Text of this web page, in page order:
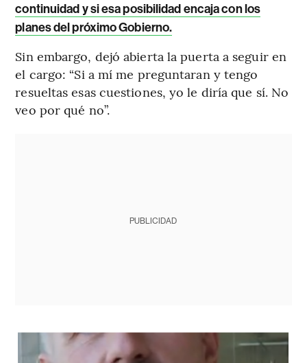
continuidad y si esa posibilidad encaja con los
planes del próximo Gobierno.
Sin embargo, dejó abierta la puerta a seguir en
el cargo: “Si a mí me preguntaran y tengo
resueltas esas cuestiones, yo le diría que sí. No
veo por qué no”.
PUBLICIDAD